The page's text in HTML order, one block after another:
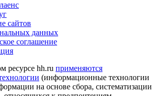
сайтов
данных
соглашение
ресурсе hh.ru применяются
(информационные технологии
на основе сбора, систематизации